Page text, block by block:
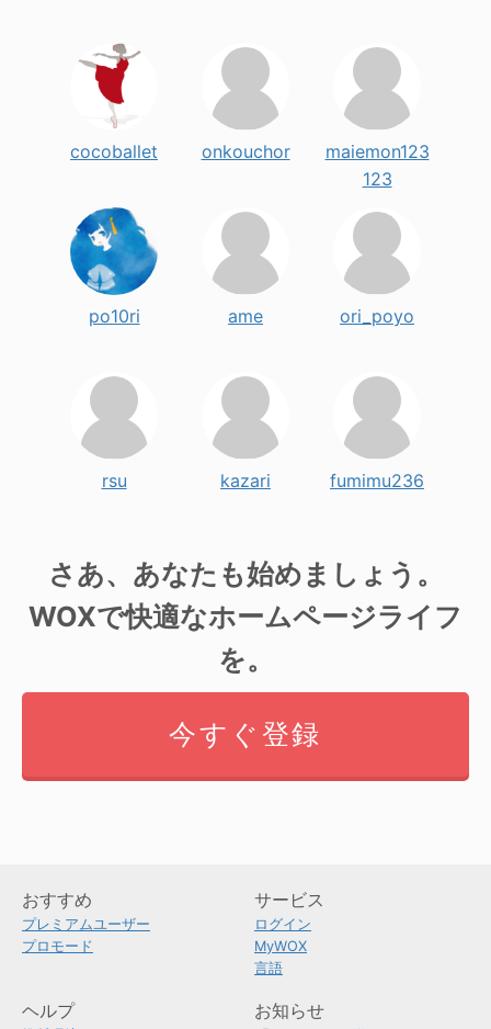
cocoballet onkouchor
maiemon123
123
po10ri ame ori_poyo
rsu kazari fumimu236
さあ、あなたも始めましょう。
WOXで快適なホームページライフ
を。
今すぐ登録
おすすめ
プレミアムユーザー
プロモード
サービス
ログイン
MyWOX
言語
ヘルプ お知らせ